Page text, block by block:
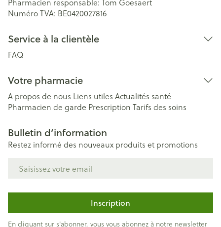
Numéro TVA: BE0420027816
Service à la clientèle
FAQ
Votre pharmacie
A propos de nous Liens utiles Actualités santé
Pharmacien de garde Prescription Tarifs des soins
Bulletin d’information
Restez informé des nouveaux produits et promotions
Inscription
En cliquant sur s'abonner, vous vous abonnez à notre newsletter